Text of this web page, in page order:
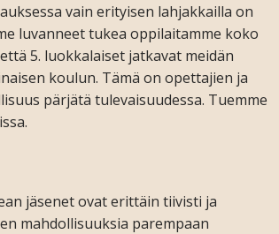
vain erityisen lahjakkailla on
luvanneet tukea oppilaitamme koko
5. luokkalaiset jatkavat meidän
koulun. Tämä on opettajien ja
pärjätä tulevaisuudessa. Tuemme
jäsenet ovat erittäin tiivisti ja
mahdollisuuksia parempaan